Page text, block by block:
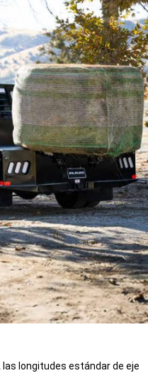
longitudes estándar de eje